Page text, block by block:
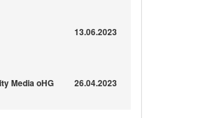
13.06.2023
Media oHG 26.04.2023